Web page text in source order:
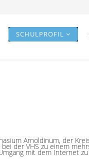
SCHULPROFIL
Arnoldinum, der
der VHS zu einem
mit dem Internet